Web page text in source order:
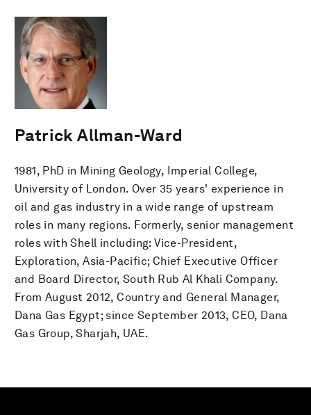
Patrick Allman-Ward
1981, PhD in Mining Geology, Imperial College,
University of London. Over 35 years' experience in
oil and gas industry in a wide range of upstream
roles in many regions. Formerly, senior management
roles with Shell including: Vice-President,
Exploration, Asia-Pacific; Chief Executive Officer
and Board Director, South Rub Al Khali Company.
From August 2012, Country and General Manager,
Dana Gas Egypt; since September 2013, CEO, Dana
Gas Group, Sharjah, UAE.